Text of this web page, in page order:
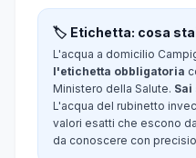
🏷️ Etichetta: cosa
L'acqua a domicilio
l'etichetta obbligatoria
Ministero della Salute. Sai
L'acqua del rubinetto
valori esatti che escono
da conoscere con